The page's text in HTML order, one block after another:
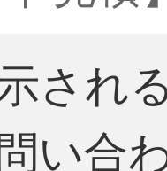
され
い合